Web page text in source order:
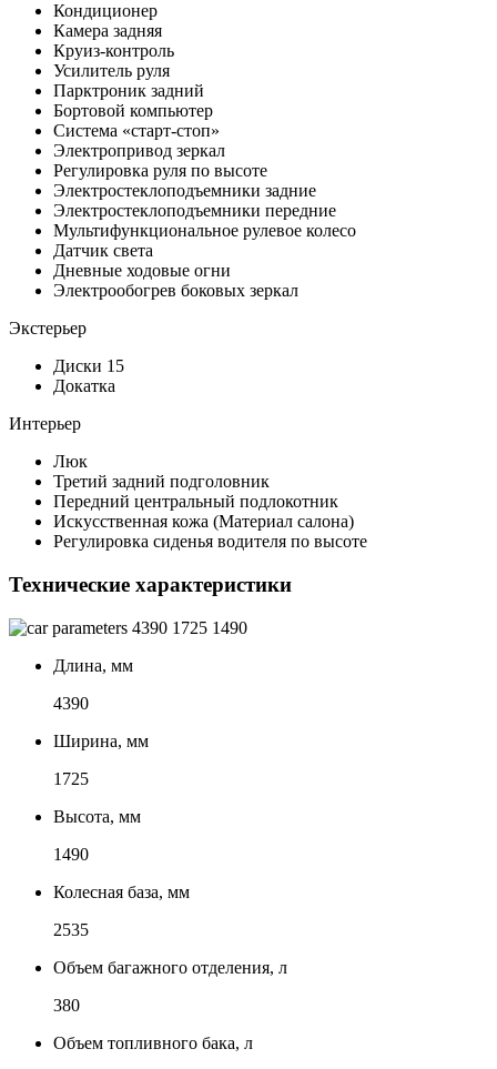
Кондиционер
Камера задняя
Круиз-контроль
Усилитель руля
Парктроник задний
Бортовой компьютер
Система «старт-стоп»
Электропривод зеркал
Регулировка руля по высоте
Электростеклоподъемники задние
Электростеклоподъемники передние
Мультифункциональное рулевое колесо
Датчик света
Дневные ходовые огни
Электрообогрев боковых зеркал
Экстерьер
Диски 15
Докатка
Интерьер
Люк
Третий задний подголовник
Передний центральный подлокотник
Искусственная кожа (Материал салона)
Регулировка сиденья водителя по высоте
Технические характеристики
4390 1725 1490
Длина, мм
4390
Ширина, мм
1725
Высота, мм
1490
Колесная база, мм
2535
Объем багажного отделения, л
380
Объем топливного бака, л